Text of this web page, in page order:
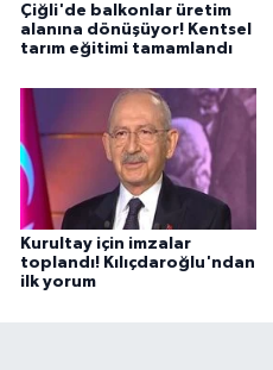
Çiğli'de balkonlar üretim
alanına dönüşüyor! Kentsel
tarım eğitimi tamamlandı
Kurultay için imzalar
toplandı! Kılıçdaroğlu'ndan
ilk yorum